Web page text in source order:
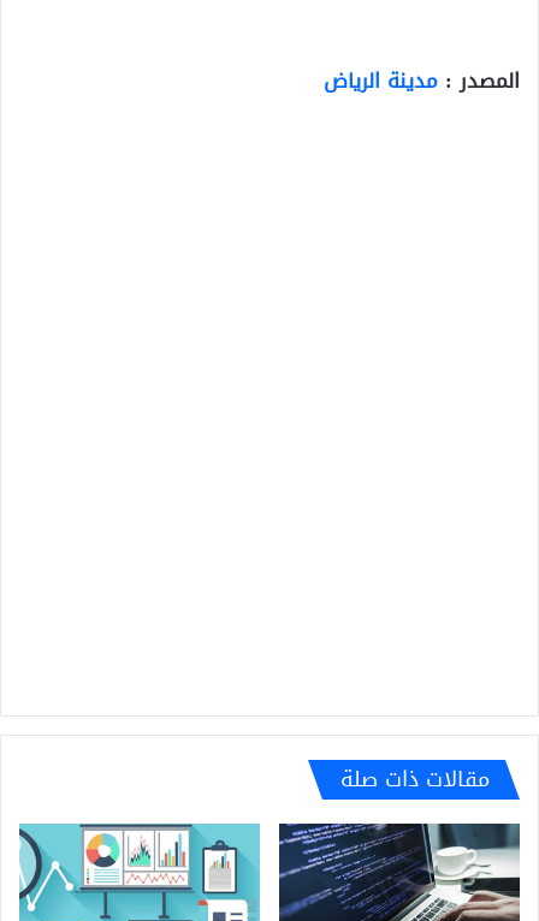
المصدر : مدينة الرياض
مقالات ذات صلة